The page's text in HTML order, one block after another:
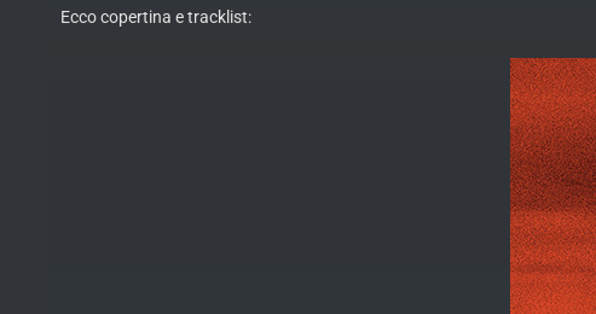
Ecco copertina e tracklist: